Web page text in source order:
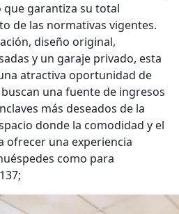
que garantiza su total
de las normativas vigentes.
diseño original,
y un garaje privado, esta
atractiva oportunidad de
una fuente de ingresos
más deseados de la
donde la comodidad y el
ofrecer una experiencia
como para